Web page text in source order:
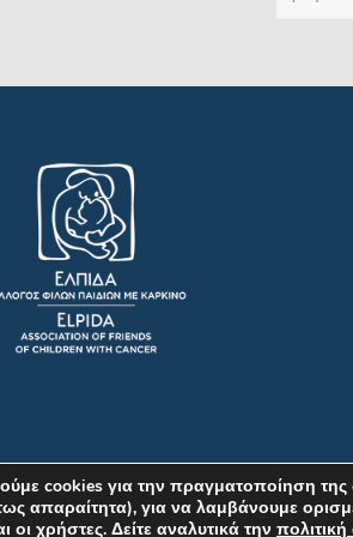
cookies για την πραγματοποίηση
απαραίτητα), για να λαμβάνουμε
οι χρήστες. Δείτε αναλυτικά την